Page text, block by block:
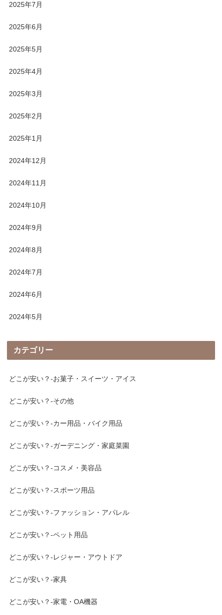
2025年7月
2025年6月
2025年5月
2025年4月
2025年3月
2025年2月
2025年1月
2024年12月
2024年11月
2024年10月
2024年9月
2024年8月
2024年7月
2024年6月
2024年5月
カテゴリー
どこが安い？-お菓子・スイーツ・アイス
どこが安い？-その他
どこが安い？-カー用品・バイク用品
どこが安い？-ガーデニング・家庭菜園
どこが安い？-コスメ・美容品
どこが安い？-スポーツ用品
どこが安い？-ファッション・アパレル
どこが安い？-ペット用品
どこが安い？-レジャー・アウトドア
どこが安い？-家具
どこが安い？-家電・OA機器